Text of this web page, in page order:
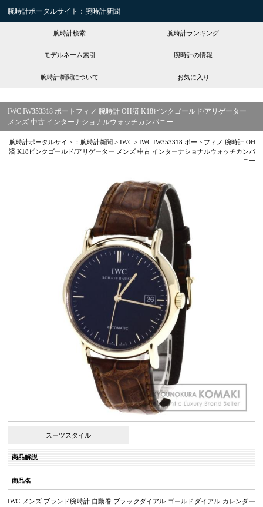
腕時計ポータルサイト：腕時計新聞
腕時計検索 腕時計ランキング
モデルネーム索引 腕時計の情報
腕時計新聞について お気に入り
IWC IW353318 ポートフィノ 腕時計 OH済 K18ピンクゴールド/アリゲーター
メンズ 中古 インターナショナルウォッチカンパニー
腕時計ポータルサイト：腕時計新聞 > IWC> IWC IW353318 ポートフィノ 腕時計 OH
済 K18ピンクゴールド/アリゲーター メンズ 中古 インターナショナルウォッチカンパ
ニー
スーツスタイル
商品解説
商品名
IWC メンズ ブランド腕時計 自動巻 ブラックダイアル ゴールドダイアル カレンダー